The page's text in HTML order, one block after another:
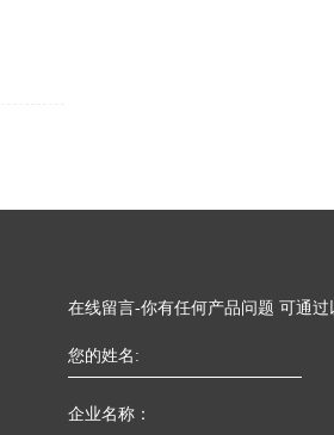
在线留言-你有任何产品问题 可通过